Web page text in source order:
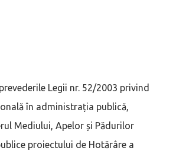
Legii nr. 52/2003 privind
în administrația publică,
Mediului, Apelor și Pădurilor
proiectului de Hotărâre a